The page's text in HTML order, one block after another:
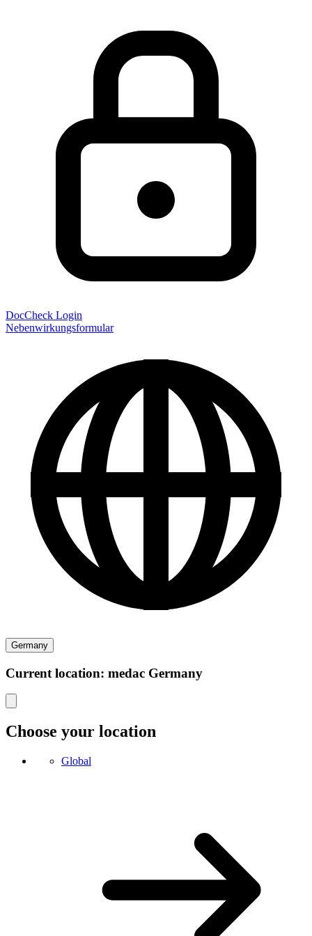
DocCheck Login
Nebenwirkungsformular
Germany
Current location: medac Germany
Choose your location
Global